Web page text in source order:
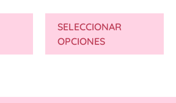
SELECCIONAR
OPCIONES